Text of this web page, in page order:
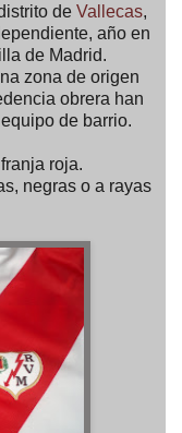
de Vallecas,
año en
de Madrid.
zona de origen
obrera han
de barrio.
roja.
negras o a rayas